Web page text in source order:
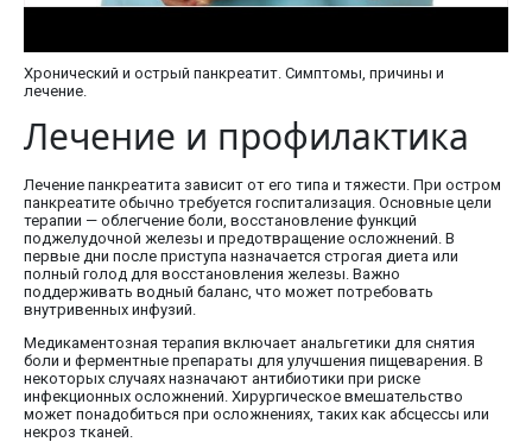
Хронический и острый панкреатит. Симптомы, причины и
лечение.
Лечение и профилактика
Лечение панкреатита зависит от его типа и тяжести. При остром
панкреатите обычно требуется госпитализация. Основные цели
терапии — облегчение боли, восстановление функций
поджелудочной железы и предотвращение осложнений. В
первые дни после приступа назначается строгая диета или
полный голод для восстановления железы. Важно
поддерживать водный баланс, что может потребовать
внутривенных инфузий.
Медикаментозная терапия включает анальгетики для снятия
боли и ферментные препараты для улучшения пищеварения. В
некоторых случаях назначают антибиотики при риске
инфекционных осложнений. Хирургическое вмешательство
может понадобиться при осложнениях, таких как абсцессы или
некроз тканей.